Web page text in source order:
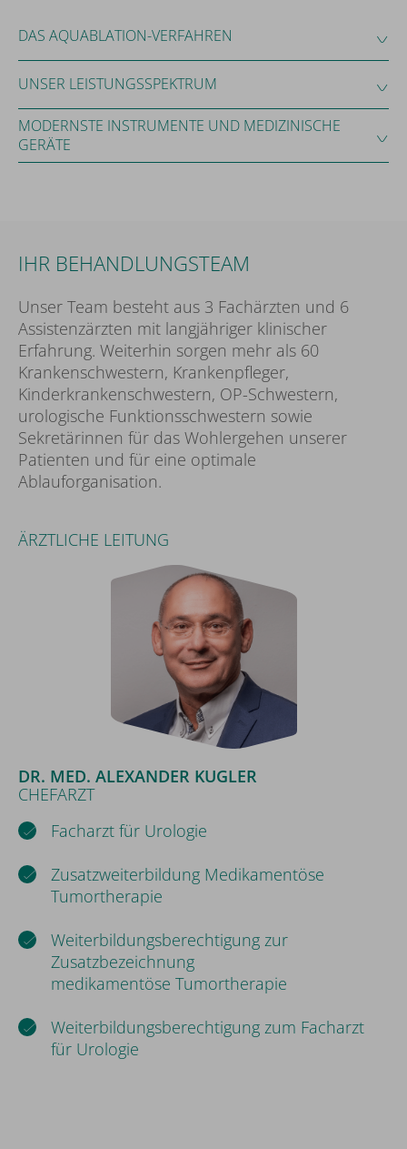
DAS AQUABLATION-VERFAHREN
UNSER LEISTUNGSSPEKTRUM
MODERNSTE INSTRUMENTE UND MEDIZINISCHE
GERÄTE
IHR BEHANDLUNGSTEAM
Unser Team besteht aus 3 Fachärzten und 6
Assistenzärzten mit langjähriger klinischer
Erfahrung. Weiterhin sorgen mehr als 60
Krankenschwestern, Krankenpfleger,
Kinderkrankenschwestern, OP-Schwestern,
urologische Funktionsschwestern sowie
Sekretärinnen für das Wohlergehen unserer
Patienten und für eine optimale
Ablauforganisation.
ÄRZTLICHE LEITUNG
DR. MED. ALEXANDER KUGLER
CHEFARZT
Facharzt für Urologie
Zusatzweiterbildung Medikamentöse
Tumortherapie
Weiterbildungsberechtigung zur
Zusatzbezeichnung
medikamentöse Tumortherapie
Weiterbildungsberechtigung zum Facharzt
für Urologie